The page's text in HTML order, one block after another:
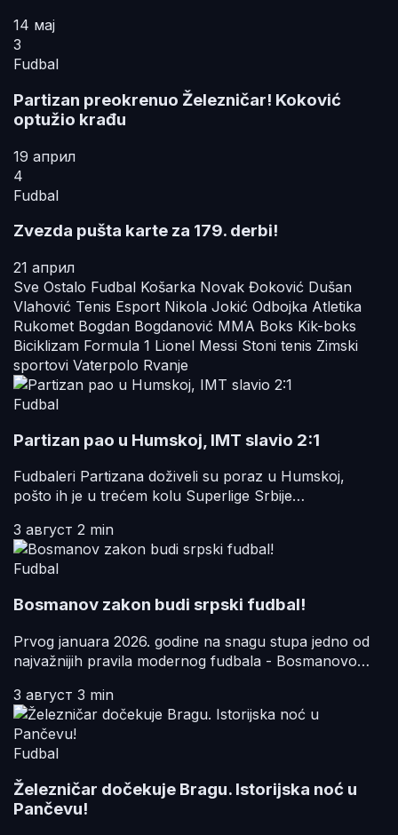
14 мај
3
Fudbal
Partizan preokrenuo Železničar! Koković
optužio krađu
19 април
4
Fudbal
Zvezda pušta karte za 179. derbi!
21 април
Sve Ostalo Fudbal Košarka Novak Đoković Dušan
Vlahović Tenis Esport Nikola Jokić Odbojka Atletika
Rukomet Bogdan Bogdanović MMA Boks Kik-boks
Biciklizam Formula 1 Lionel Messi Stoni tenis Zimski
sportovi Vaterpolo Rvanje
Fudbal
Partizan pao u Humskoj, IMT slavio 2:1
Fudbaleri Partizana doživeli su poraz u Humskoj,
pošto ih je u trećem kolu Superlige Srbije…
3 август 2 min
Fudbal
Bosmanov zakon budi srpski fudbal!
Prvog januara 2026. godine na snagu stupa jedno od
najvažnijih pravila modernog fudbala - Bosmanovo…
3 август 3 min
Fudbal
Železničar dočekuje Bragu. Istorijska noć u
Pančevu!